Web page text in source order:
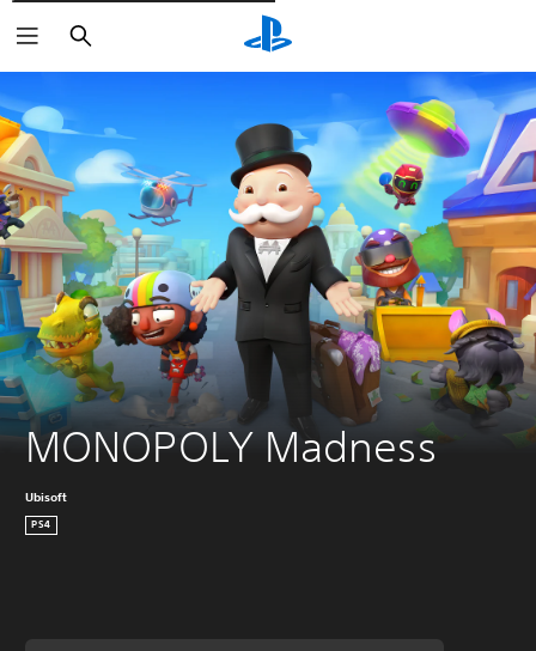
Cerca
MONOPOLY Madness
Ubisoft
PS4